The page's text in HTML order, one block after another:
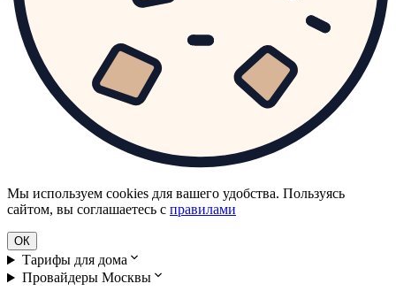
Мы используем cookies для вашего удобства. Пользуясь
сайтом, вы соглашаетесь с правилами
ОК
Тарифы для дома
Провайдеры Москвы